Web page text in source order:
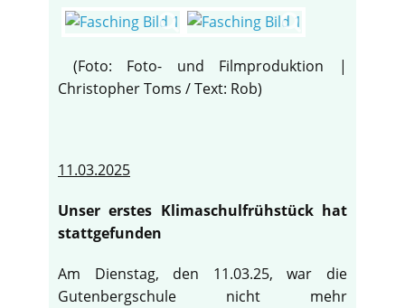
(Foto: Foto- und Filmproduktion |
Christopher Toms / Text: Rob)
11.03.2025
Unser erstes Klimaschulfrühstück hat
stattgefunden
Am Dienstag, den 11.03.25, war die
Gutenbergschule nicht mehr